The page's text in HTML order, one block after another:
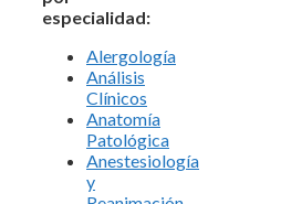
especialidad:
Alergología
Análisis
Clínicos
Anatomía
Patológica
Anestesiología
y